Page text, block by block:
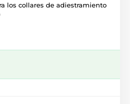
los collares de adiestramiento